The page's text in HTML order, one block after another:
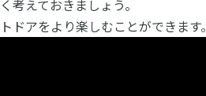
考えておきましょう。
アをより楽しむことができます。